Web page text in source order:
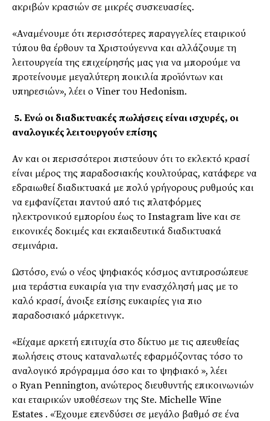
ακριβών κρασιών σε μικρές συσκευασίες.
«Αναμένουμε ότι περισσότερες παραγγελίες εταιρικού
τύπου θα έρθουν τα Χριστούγεννα και αλλάζουμε τη
λειτουργεία της επιχείρησής μας για να μπορούμε να
προτείνουμε μεγαλύτερη ποικιλία προϊόντων και
υπηρεσιών», λέει ο Viner του Hedonism.
5. Ενώ οι διαδικτυακές πωλήσεις είναι ισχυρές, οι
αναλογικές λειτουργούν επίσης
Αν και οι περισσότεροι πιστεύουν ότι το εκλεκτό κρασί
είναι μέρος της παραδοσιακής κουλτούρας, κατάφερε να
εδραιωθεί διαδικτυακά με πολύ γρήγορους ρυθμούς και
να εμφανίζεται παντού από τις πλατφόρμες
ηλεκτρονικού εμπορίου έως το Instagram live και σε
εικονικές δοκιμές και εκπαιδευτικά διαδικτυακά
σεμινάρια.
Ωστόσο, ενώ ο νέος ψηφιακός κόσμος αντιπροσώπευε
μια τεράστια ευκαιρία για την ενασχόλησή μας με το
καλό κρασί, άνοιξε επίσης ευκαιρίες για πιο
παραδοσιακό μάρκετινγκ.
«Είχαμε αρκετή επιτυχία στο δίκτυο με τις απευθείας
πωλήσεις στους καταναλωτές εφαρμόζοντας τόσο το
αναλογικό πρόγραμμα όσο και το ψηφιακό », λέει
ο Ryan Pennington, ανώτερος διευθυντής επικοινωνιών
και εταιρικών υποθέσεων της Ste. Michelle Wine
Estates . «Έχουμε επενδύσει σε μεγάλο βαθμό σε ένα